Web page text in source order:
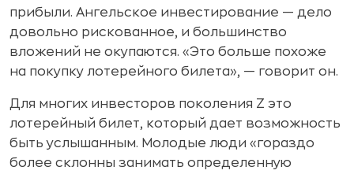
прибыли. Ангельское инвестирование — дело
довольно рискованное, и большинство
вложений не окупаются. «Это больше похоже
на покупку лотерейного билета», — говорит он.
Для многих инвесторов поколения Z это
лотерейный билет, который дает возможность
быть услышанным. Молодые люди «гораздо
более склонны занимать определенную